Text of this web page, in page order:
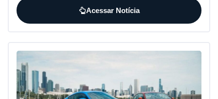
Acessar Notícia